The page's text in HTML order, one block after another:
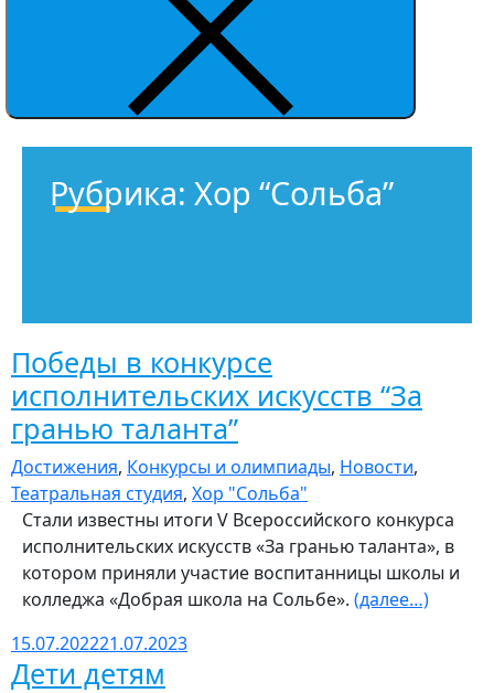
Рубрика: Хор “Сольба”
Победы в конкурсе
исполнительских искусств “За
гранью таланта”
Достижения, Конкурсы и олимпиады, Новости,
Театральная студия, Хор "Сольба"
Стали известны итоги V Всероссийского конкурса
исполнительских искусств «За гранью таланта», в
котором приняли участие воспитанницы школы и
колледжа «Добрая школа на Сольбе». (далее…)
15.07.202221.07.2023
Дети детям